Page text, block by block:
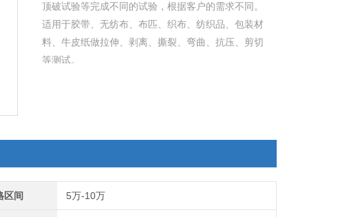
顶破试验等完成不同的试验，根据客户的需求不同。
适用于胶带、无纺布、布匹、织布、纺织品、包装材
料、牛皮纸做拉伸、剥离、撕裂、弯曲、抗压、剪切
等测试。
区间 5万-10万